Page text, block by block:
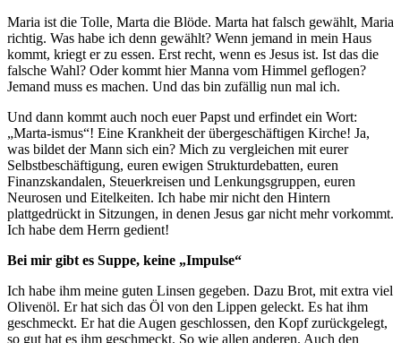
Maria ist die Tolle, Marta die Blöde. Marta hat falsch gewählt, Maria
richtig. Was habe ich denn gewählt? Wenn jemand in mein Haus
kommt, kriegt er zu essen. Erst recht, wenn es Jesus ist. Ist das die
falsche Wahl? Oder kommt hier Manna vom Himmel geflogen?
Jemand muss es machen. Und das bin zufällig nun mal ich.
Und dann kommt auch noch euer Papst und erfindet ein Wort:
„Marta-ismus“! Eine Krankheit der übergeschäftigen Kirche! Ja,
was bildet der Mann sich ein? Mich zu vergleichen mit eurer
Selbstbeschäftigung, euren ewigen Strukturdebatten, euren
Finanzskandalen, Steuerkreisen und Lenkungsgruppen, euren
Neurosen und Eitelkeiten. Ich habe mir nicht den Hintern
plattgedrückt in Sitzungen, in denen Jesus gar nicht mehr vorkommt.
Ich habe dem Herrn gedient!
Bei mir gibt es Suppe, keine „Impulse“
Ich habe ihm meine guten Linsen gegeben. Dazu Brot, mit extra viel
Olivenöl. Er hat sich das Öl von den Lippen geleckt. Es hat ihm
geschmeckt. Er hat die Augen geschlossen, den Kopf zurückgelegt,
so gut hat es ihm geschmeckt. So wie allen anderen. Auch den